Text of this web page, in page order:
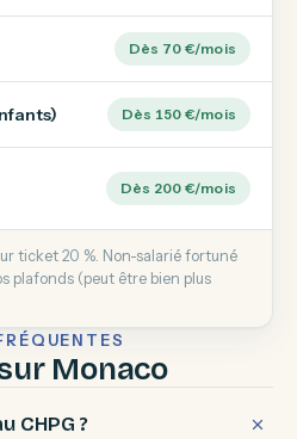
Dès 70 €/mois
Dès 150 €/mois
Dès 200 €/mois
ticket 20 %. Non-salarié fortuné
plafonds (peut être bien plus
Monaco
CHPG ?